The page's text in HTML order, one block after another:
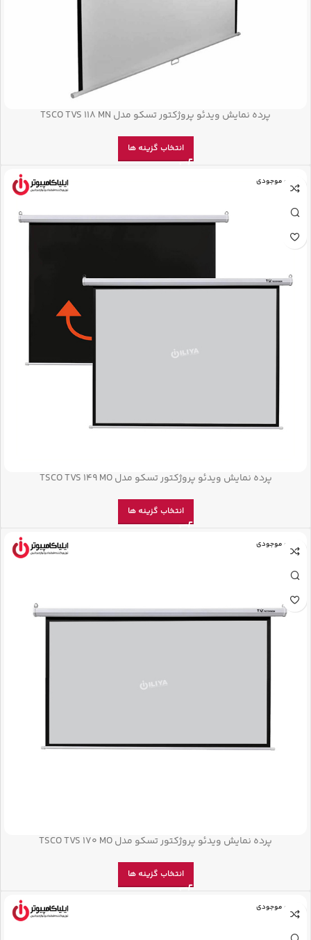
پرده نمایش ویدئو پروژکتور تسکو مدل TSCO TVS 118 MN
انتخاب گزینه ها
اتمام موجودی
پرده نمایش ویدئو پروژکتور تسکو مدل TSCO TVS 149 MO
انتخاب گزینه ها
اتمام موجودی
پرده نمایش ویدئو پروژکتور تسکو مدل TSCO TVS 170 MO
انتخاب گزینه ها
اتمام موجودی